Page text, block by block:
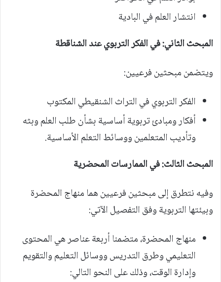
انتشار العلم في البادية
المبحث الثاني: في الفكر التربوي عند الشناقطة
ويتضمن مبحثين فرعيين:
الفكر التربوي في التراث الشنقيطي المكتوب
أفكار ومبادئ تربوية أساسية بشأن طلب العلم وبثه
وتأديب المتعلمين ووسائط التعلم الأساسية.
المبحث الثالث: في الممارسات المحضرية
وفيه نتطرق إلى مبحثين فرعيين هما منهاج المحضرة
وبيئتها التربوية وفق التفصيل الآتي:
منهاج المحضرة، متضمنا أربعة عناصر هي المحتوى
التعليمي وطرق التدريس ووسائل التعليم والتقويم
وإدارة الوقت، وذلك على النحو التالي: